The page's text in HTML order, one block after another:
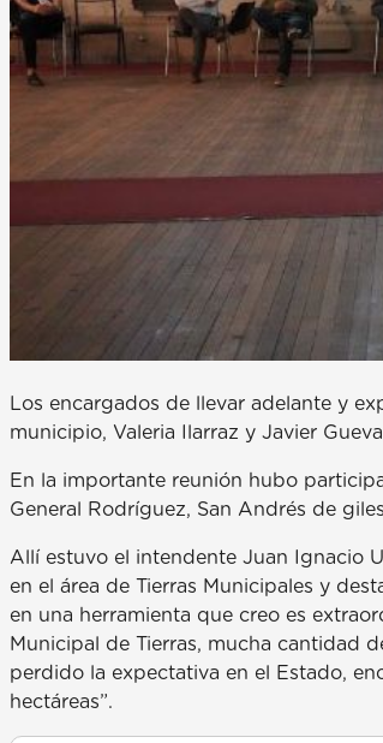
Los encargados de llevar adelante y
municipio, Valeria Ilarraz y Javier
En la importante reunión hubo
General Rodríguez, San Andrés de
Allí estuvo el intendente Juan Ignacio
en el área de Tierras Municipales y
en una herramienta que creo es
Municipal de Tierras, mucha cantidad
perdido la expectativa en el Estado,
hectáreas”.